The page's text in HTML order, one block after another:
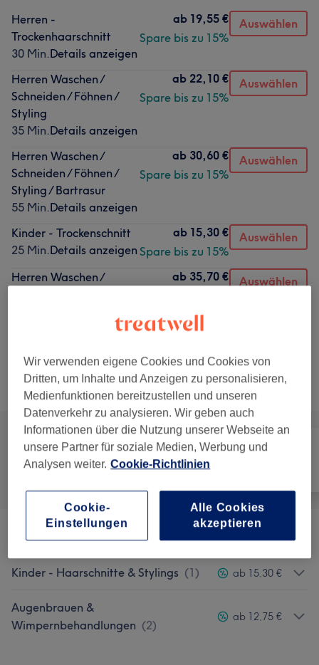
Herren -
Trockenhaarschnitt
30 Min.Details anzeigen
ab 19,55 €
Spare bis zu 15%
Auswählen
Herren Waschen /
Schneiden / Föhnen /
Styling
35 Min.Details anzeigen
ab 22,10 €
Spare bis zu 15%
Auswählen
Herren Waschen /
Schneiden / Föhnen /
Styling / Bartrasur
55 Min.Details anzeigen
ab 30,60 €
Spare bis zu 15%
Auswählen
Kinder - Trockenschnitt
25 Min.Details anzeigen
ab 15,30 €
Spare bis zu 15%
Auswählen
Herren Waschen /
ab 35,70 €
Auswählen
Alle Services
Alle Friseur
Herren - Haarschnitte & Stylings (8) ab 15,30 €
Kinder - Haarschnitte & Stylings (1) ab 15,30 €
Augenbrauen &
Wimpernbehandlungen (2)
ab 12,75 €
Wir verwenden eigene Cookies und Cookies von
Dritten, um Inhalte und Anzeigen zu personalisieren,
Medienfunktionen bereitzustellen und unseren
Datenverkehr zu analysieren. Wir geben auch
Informationen über die Nutzung unserer Webseite an
unsere Partner für soziale Medien, Werbung und
Analysen weiter. Cookie-Richtlinien
Cookie-
Einstellungen
Alle Cookies
akzeptieren